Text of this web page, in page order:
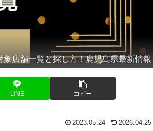
店舗一覧と探し方！鹿児島県最新情報
LINE コピー
2023.05.24 2026.04.25